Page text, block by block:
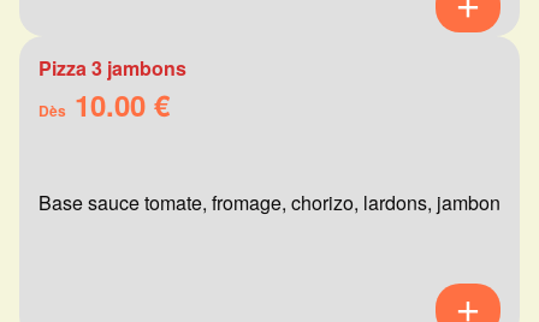
Pizza 3 jambons
Dès 10.00 €
Base sauce tomate, fromage, chorizo, lardons, jambon